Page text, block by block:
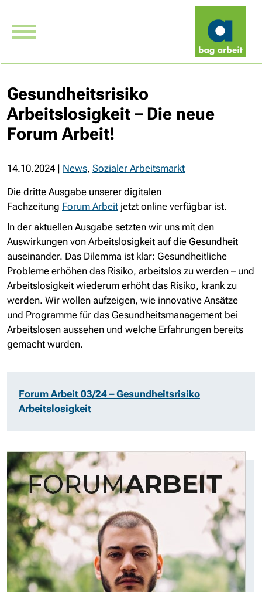
Gesundheitsrisiko
Arbeitslosigkeit – Die neue
Forum Arbeit!
14.10.2024 | News, Sozialer Arbeitsmarkt
Die dritte Ausgabe unserer digitalen
Fachzeitung Forum Arbeit jetzt online verfügbar ist.
In der aktuellen Ausgabe setzten wir uns mit den
Auswirkungen von Arbeitslosigkeit auf die Gesundheit
auseinander. Das Dilemma ist klar: Gesundheitliche
Probleme erhöhen das Risiko, arbeitslos zu werden – und
Arbeitslosigkeit wiederum erhöht das Risiko, krank zu
werden. Wir wollen aufzeigen, wie innovative Ansätze
und Programme für das Gesundheitsmanagement bei
Arbeitslosen aussehen und welche Erfahrungen bereits
gemacht wurden.
Forum Arbeit 03/24 – Gesundheitsrisiko
Arbeitslosigkeit